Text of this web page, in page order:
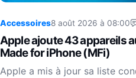
Accessoires8 août 2026 à 08:00
Apple ajoute 43 appareils
Made for iPhone (MFi)
Apple a mis à jour sa liste